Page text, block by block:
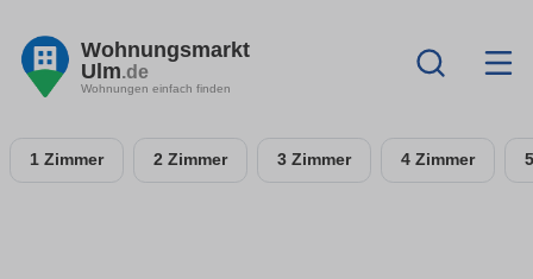
Wohnungsmarkt
Ulm.de
Wohnungen einfach finden
1 Zimmer 2 Zimmer 3 Zimmer 4 Zimmer